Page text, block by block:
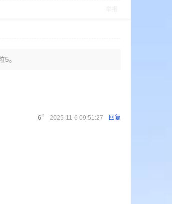
。
6# 2025-11-6 09:51:27 回复